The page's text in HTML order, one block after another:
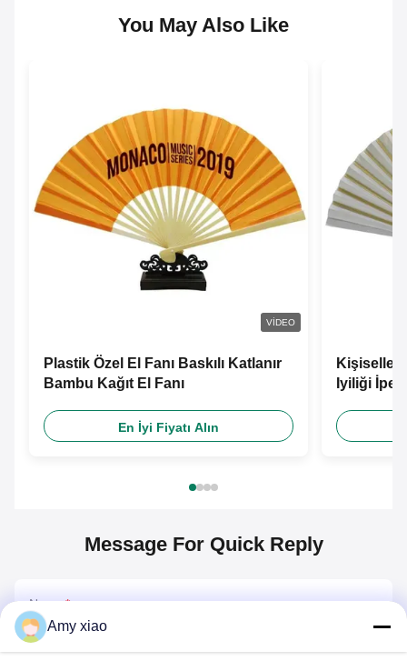
You May Also Like
VIDEO
Plastik Özel El Fanı Baskılı Katlanır
Bambu Kağıt El Fanı
En İyi Fiyatı Alın
Iyiliği
Message For Quick Reply
Name*
Amy xiao